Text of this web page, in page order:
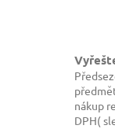
nákup
DPH(